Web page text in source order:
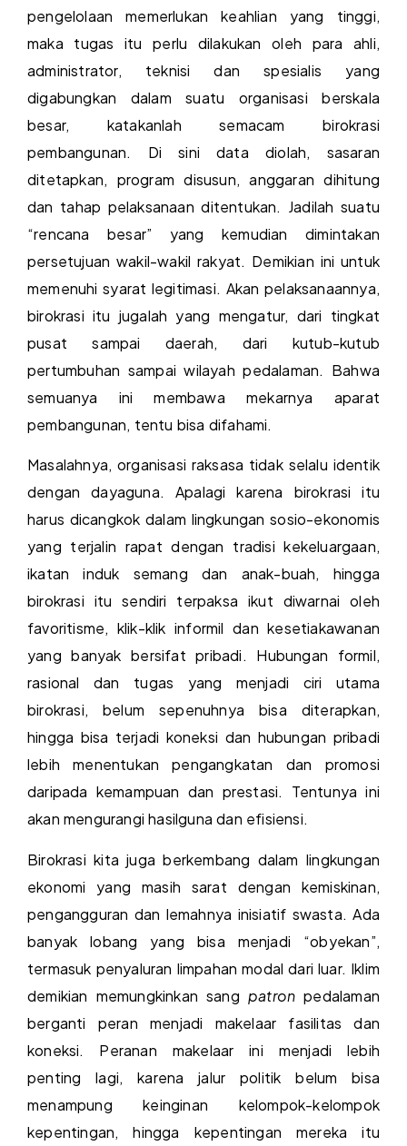
pengelolaan memerlukan keahlian yang tinggi,
maka tugas itu perlu dilakukan oleh para ahli,
administrator, teknisi dan spesialis yang
digabungkan dalam suatu organisasi berskala
besar, katakanlah semacam birokrasi
pembangunan. Di sini data diolah, sasaran
ditetapkan, program disusun, anggaran dihitung
dan tahap pelaksanaan ditentukan. Jadilah suatu
“rencana besar” yang kemudian dimintakan
persetujuan wakil-wakil rakyat. Demikian ini untuk
memenuhi syarat legitimasi. Akan pelaksanaannya,
birokrasi itu jugalah yang mengatur, dari tingkat
pusat sampai daerah, dari kutub-kutub
pertumbuhan sampai wilayah pedalaman. Bahwa
semuanya ini membawa mekarnya aparat
pembangunan, tentu bisa difahami.
Masalahnya, organisasi raksasa tidak selalu identik
dengan dayaguna. Apalagi karena birokrasi itu
harus dicangkok dalam lingkungan sosio-ekonomis
yang terjalin rapat dengan tradisi kekeluargaan,
ikatan induk semang dan anak-buah, hingga
birokrasi itu sendiri terpaksa ikut diwarnai oleh
favoritisme, klik-klik informil dan kesetiakawanan
yang banyak bersifat pribadi. Hubungan formil,
rasional dan tugas yang menjadi ciri utama
birokrasi, belum sepenuhnya bisa diterapkan,
hingga bisa terjadi koneksi dan hubungan pribadi
lebih menentukan pengangkatan dan promosi
daripada kemampuan dan prestasi. Tentunya ini
akan mengurangi hasilguna dan efisiensi.
Birokrasi kita juga berkembang dalam lingkungan
ekonomi yang masih sarat dengan kemiskinan,
pengangguran dan lemahnya inisiatif swasta. Ada
banyak lobang yang bisa menjadi “obyekan”,
termasuk penyaluran limpahan modal dari luar. Iklim
demikian memungkinkan sang patron pedalaman
berganti peran menjadi makelaar fasilitas dan
koneksi. Peranan makelaar ini menjadi lebih
penting lagi, karena jalur politik belum bisa
menampung keinginan kelompok-kelompok
kepentingan, hingga kepentingan mereka itu